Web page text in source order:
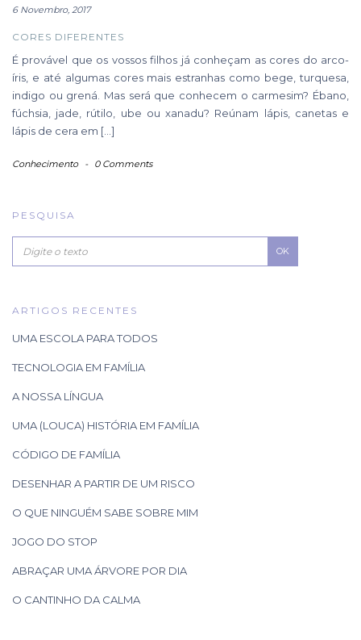
6 Novembro, 2017
CORES DIFERENTES
É provável que os vossos filhos já conheçam as cores do arco-
íris, e até algumas cores mais estranhas como bege, turquesa,
indigo ou grená. Mas será que conhecem o carmesim? Ébano,
fúchsia, jade, rútilo, ube ou xanadu? Reúnam lápis, canetas e
lápis de cera em […]
Conhecimento - 0 Comments
PESQUISA
OK
ARTIGOS RECENTES
UMA ESCOLA PARA TODOS
TECNOLOGIA EM FAMÍLIA
A NOSSA LÍNGUA
UMA (LOUCA) HISTÓRIA EM FAMÍLIA
CÓDIGO DE FAMÍLIA
DESENHAR A PARTIR DE UM RISCO
O QUE NINGUÉM SABE SOBRE MIM
JOGO DO STOP
ABRAÇAR UMA ÁRVORE POR DIA
O CANTINHO DA CALMA